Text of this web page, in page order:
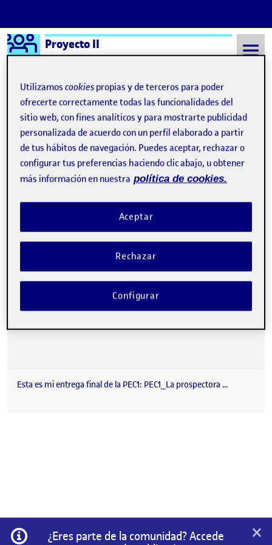
Saltar al contenido
Logo Ágora
Proyecto II
Semestre 20222 - Aula 1 31 Marzo, 2023
31 Marzo, 2023
PEC 1: Entrega final
Publicado por
Azazel Fernández Prado
Fecha de publicación2 marzo, 2024 6:01 pm
-comentario
Esta es mi entrega final de la PEC1: PEC1_La prospectora …
Información
¿Eres parte de la comunidad? Accede
×
Utilizamoscookies propias y de terceros para poder
ofrecerte correctamente todas las funcionalidades del
sitio web, con fines analíticos y para mostrarte publicidad
personalizada de acuerdo con un perfil elaborado a partir
de tus hábitos de navegación. Puedes aceptar, rechazar o
configurar tus preferencias haciendo clic abajo, u obtener
más información en nuestra política de cookies.
Rechazar
Aceptar
Configurar